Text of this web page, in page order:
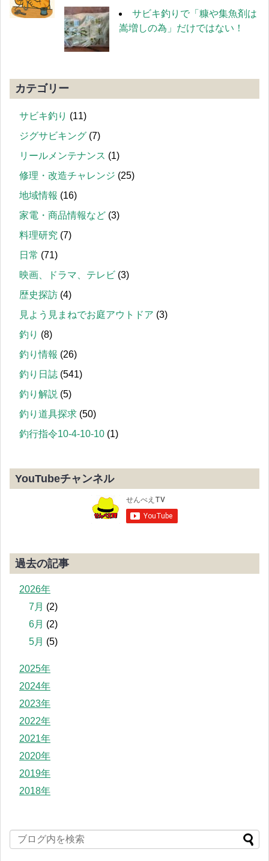
サビキ釣りで「糠や集魚剤は
嵩増しの為」だけではない！
カテゴリー
サビキ釣り (11)
ジグサビキング (7)
リールメンテナンス (1)
修理・改造チャレンジ (25)
地域情報 (16)
家電・商品情報など (3)
料理研究 (7)
日常 (71)
映画、ドラマ、テレビ (3)
歴史探訪 (4)
見よう見まねでお庭アウトドア (3)
釣り (8)
釣り情報 (26)
釣り日誌 (541)
釣り解説 (5)
釣り道具探求 (50)
釣行指令10-4-10-10 (1)
YouTubeチャンネル
過去の記事
2026年
7月 (2)
6月 (2)
5月 (5)
2025年
2024年
2023年
2022年
2021年
2020年
2019年
2018年